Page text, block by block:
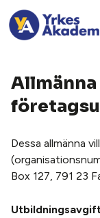
Dessa allmänna
Box 127, 791 23
Utbildningsavgift